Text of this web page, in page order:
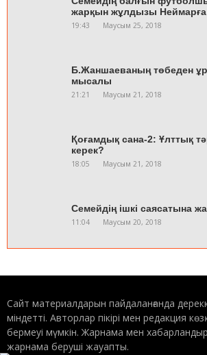
жарқын жұлдызы Неймарға
19:43 Маусым 25, 2018
Б.Жаншаеваның төбеден
мысалы
21:21 Маусым 21, 2018
Қоғамдық сана-2: Ұлттық
керек?
18:05 Маусым 21, 2018
Семейдің ішкі саясатына
11:04 Маусым 20, 2018
Ақсуатқа алты құрлықтан
Қоғамдық сана–1:
Сайт материалдарын пайдаланғанда
міндетті. Авторлар пікірі мен редакция
бермеуі мүмкін. Жарнама мен
жарнама беруші жауапты.